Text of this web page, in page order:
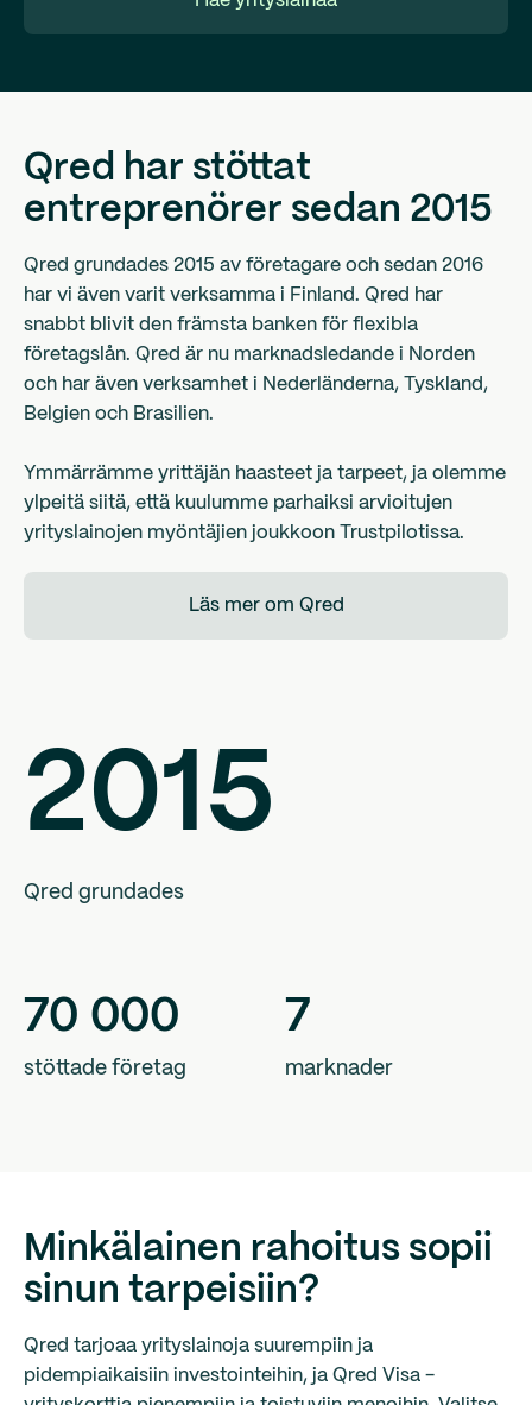
Qred har stöttat
entreprenörer sedan 2015
Qred grundades 2015 av företagare och sedan 2016
har vi även varit verksamma i Finland. Qred har
snabbt blivit den främsta banken för flexibla
företagslån. Qred är nu marknadsledande i Norden
och har även verksamhet i Nederländerna, Tyskland,
Belgien och Brasilien.
Ymmärrämme yrittäjän haasteet ja tarpeet, ja olemme
ylpeitä siitä, että kuulumme parhaiksi arvioitujen
yrityslainojen myöntäjien joukkoon Trustpilotissa.
Läs mer om Qred
2015
Qred grundades
70 000
stöttade företag
7
marknader
Minkälainen rahoitus sopii
sinun tarpeisiin?
Qred tarjoaa yrityslainoja suurempiin ja
pidempiaikaisiin investointeihin, ja Qred Visa -